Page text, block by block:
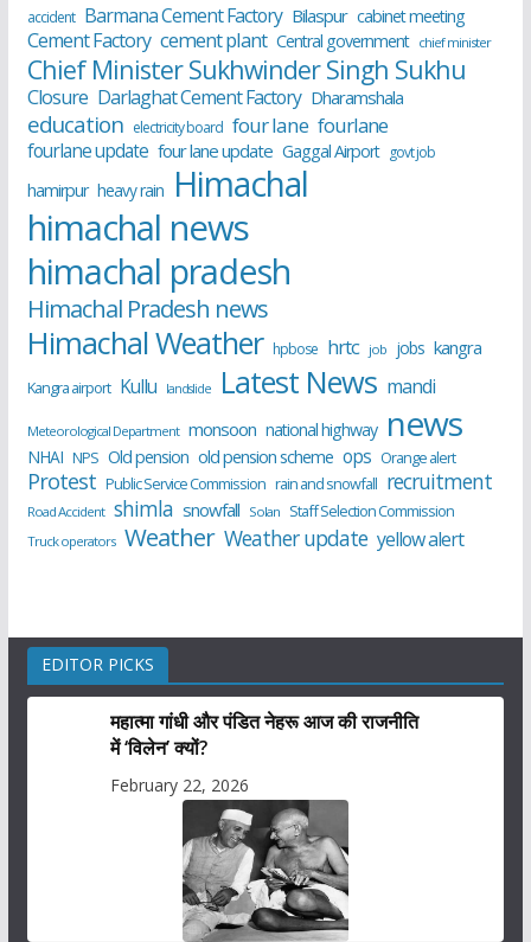
accident Barmana Cement Factory Bilaspur cabinet meeting
Cement Factory cement plant Central government chief minister
Chief Minister Sukhwinder Singh Sukhu
Closure Darlaghat Cement Factory Dharamshala
education electricity board four lane fourlane
fourlane update four lane update Gaggal Airport govt job
hamirpur heavy rain Himachal
himachal news
himachal pradesh
Himachal Pradesh news
Himachal Weather hpbose hrtc job jobs kangra
Kangra airport Kullu landslide Latest News mandi
Meteorological Department monsoon national highway news
NHAI NPS Old pension old pension scheme ops Orange alert
Protest Public Service Commission rain and snowfall recruitment
Road Accident shimla snowfall Solan Staff Selection Commission
Truck operators Weather Weather update yellow alert
EDITOR PICKS
महात्मा गांधी और पंडित नेहरू आज की राजनीति
में ‘विलेन’ क्यों?
February 22, 2026